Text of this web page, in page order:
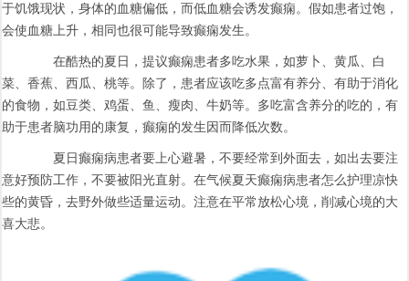
于饥饿现状，身体的血糖偏低，而低血糖会诱发癫痫。假如患者过饱，
会使血糖上升，相同也很可能导致癫痫发生。
在酷热的夏日，提议癫痫患者多吃水果，如萝卜、黄瓜、白
菜、香蕉、西瓜、桃等。除了，患者应该吃多点富有养分、有助于消化
的食物，如豆类、鸡蛋、鱼、瘦肉、牛奶等。多吃富含养分的吃的，有
助于患者脑功用的康复，癫痫的发生因而降低次数。
夏日癫痫病患者要上心避暑，不要经常到外面去，如出去要注
意好预防工作，不要被阳光直射。在气候夏天癫痫病患者怎么护理凉快
些的黄昏，去野外做些适量运动。注意在平常放松心境，削减心境的大
喜大悲。